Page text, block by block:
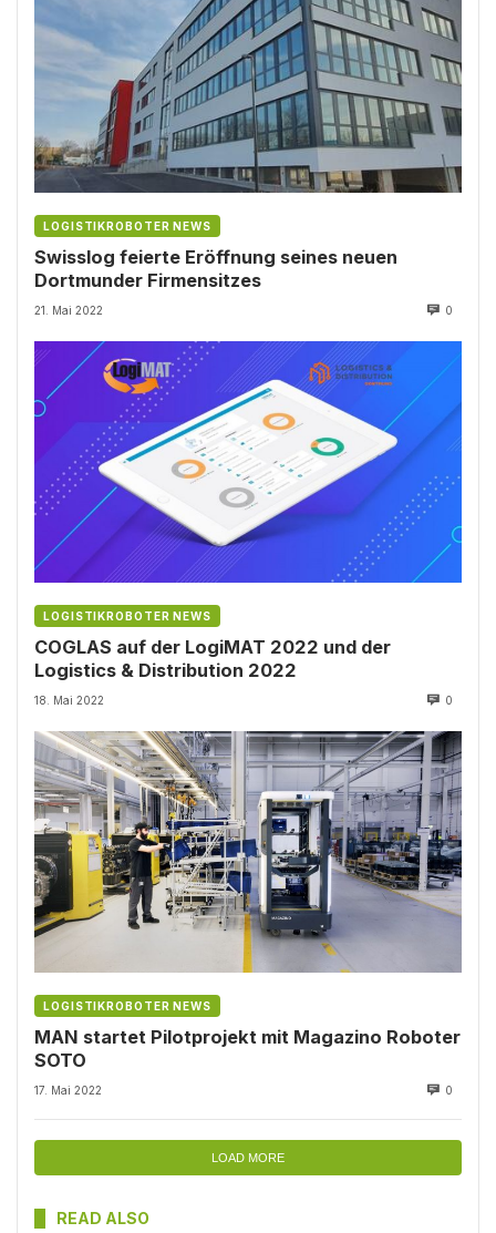
LOGISTIKROBOTER NEWS
Swisslog feierte Eröffnung seines neuen
Dortmunder Firmensitzes
21. Mai 2022 0
LOGISTIKROBOTER NEWS
COGLAS auf der LogiMAT 2022 und der
Logistics & Distribution 2022
18. Mai 2022 0
LOGISTIKROBOTER NEWS
MAN startet Pilotprojekt mit Magazino Roboter
SOTO
17. Mai 2022 0
LOAD MORE
READ ALSO